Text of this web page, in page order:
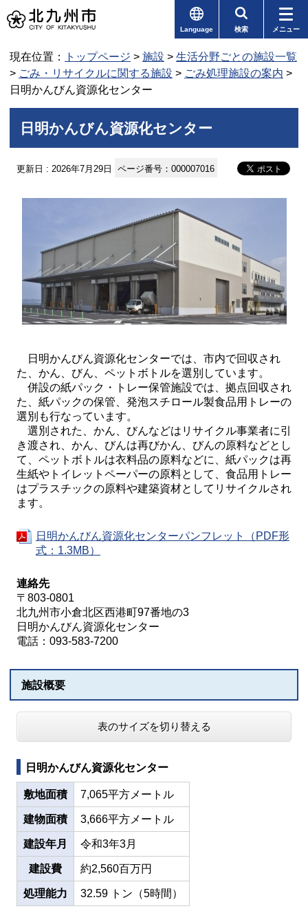
Language 検索 メニュー
現在位置： トップページ > 施設 > 生活分野ごとの施設一覧
> ごみ・リサイクルに関する施設 > ごみ処理施設の案内 >
日明かんびん資源化センター
日明かんびん資源化センター
更新日 : 2026年7月29日 ページ番号：000007016
日明かんびん資源化センターでは、市内で回収され
た、かん、びん、ペットボトルを選別しています。
併設の紙パック・トレー保管施設では、拠点回収され
た、紙パックの保管、発泡スチロール製食品用トレーの
選別も行なっています。
選別された、かん、びんなどはリサイクル事業者に引
き渡され、かん、びんは再びかん、びんの原料などとし
て、ペットボトルは衣料品の原料などに、紙パックは再
生紙やトイレットペーパーの原料として、食品用トレー
はプラスチックの原料や建築資材としてリサイクルされ
ます。
日明かんびん資源化センターパンフレット（PDF形
式：1.3MB）
連絡先
〒803-0801
北九州市小倉北区西港町97番地の3
日明かんびん資源化センター
電話：093-583-7200
施設概要
表のサイズを切り替える
日明かんびん資源化センター
敷地面積 7,065平方メートル
建物面積 3,666平方メートル
建設年月 令和3年3月
建設費 約2,560百万円
処理能力 32.59 トン（5時間）